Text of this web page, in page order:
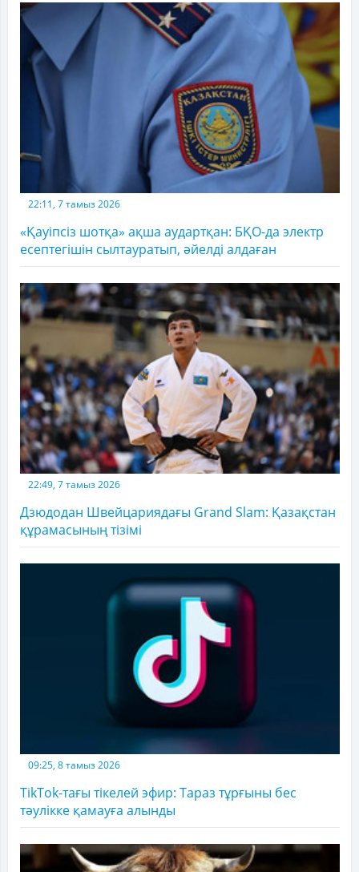
22:11, 7 тамыз 2026
«Қауіпсіз шотқа» ақша аудартқан: БҚО-да электр
есептегішін сылтауратып, әйелді алдаған
22:49, 7 тамыз 2026
Дзюдодан Швейцариядағы Grand Slam: Қазақстан
құрамасының тізімі
09:25, 8 тамыз 2026
TikTok-тағы тікелей эфир: Тараз тұрғыны бес
тәулікке қамауға алынды